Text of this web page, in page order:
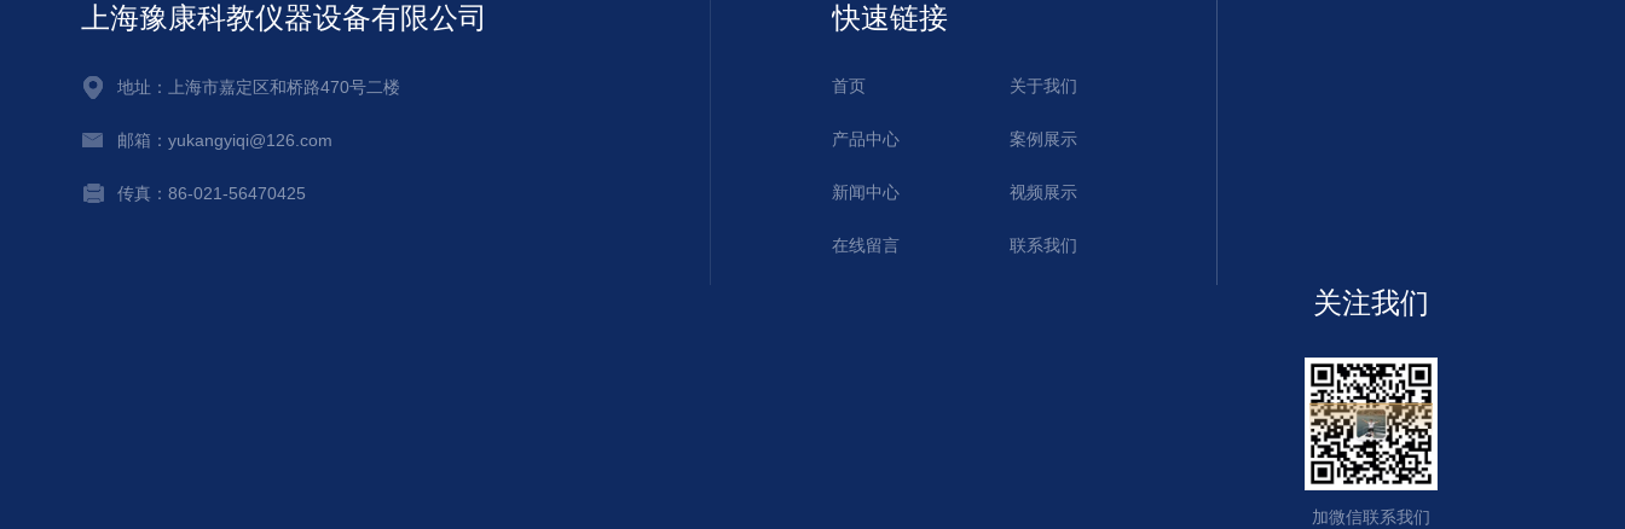
上海豫康科教仪器设备有限公司
地址：上海市嘉定区和桥路470号二楼
邮箱：yukangyiqi@126.com
传真：86-021-56470425
快速链接
首页 关于我们
产品中心 案例展示
新闻中心 视频展示
在线留言 联系我们
关注我们
加微信联系我们